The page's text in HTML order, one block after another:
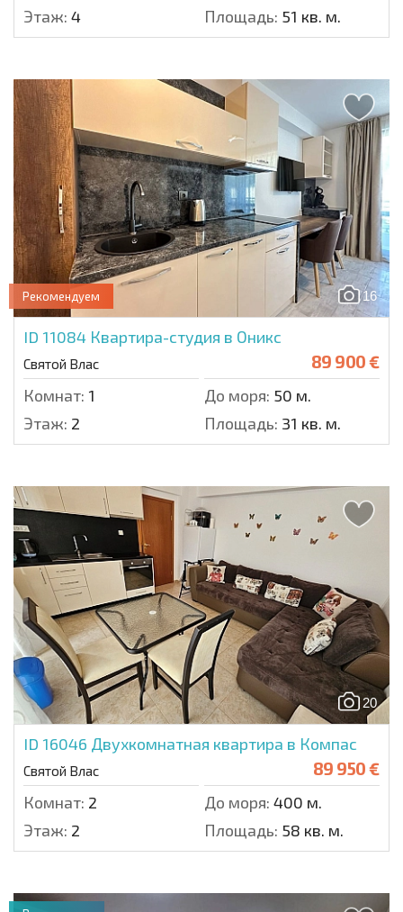
Этаж: 4 Площадь: 51 кв. м.
16
Рекомендуем
ID 11084 Квартира-студия в Оникс
Святой Влас 89 900 €
Комнат: 1 До моря: 50 м.
Этаж: 2 Площадь: 31 кв. м.
20
ID 16046 Двухкомнатная квартира в Компас
Святой Влас 89 950 €
Комнат: 2 До моря: 400 м.
Этаж: 2 Площадь: 58 кв. м.